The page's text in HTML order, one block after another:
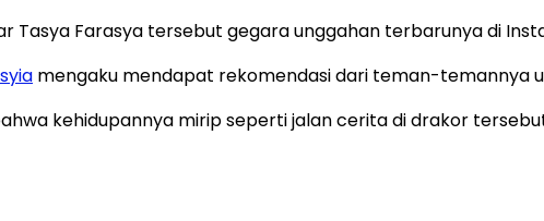
Tasya Farasya tersebut gegara unggahan terbarunya di
mengaku mendapat rekomendasi dari teman-temannya
kehidupannya mirip seperti jalan cerita di drakor